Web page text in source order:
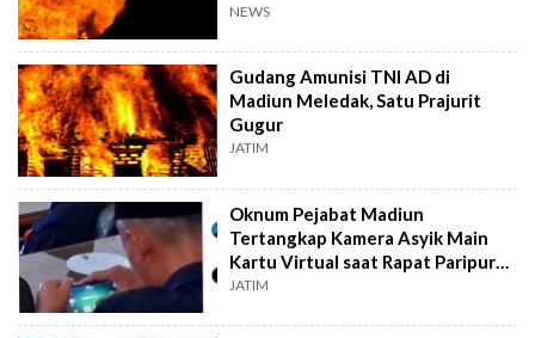
NEWS
Gudang Amunisi TNI AD di
Madiun Meledak, Satu Prajurit
Gugur
JATIM
Oknum Pejabat Madiun
Tertangkap Kamera Asyik Main
Kartu Virtual saat Rapat Paripurna
di DPRD
JATIM